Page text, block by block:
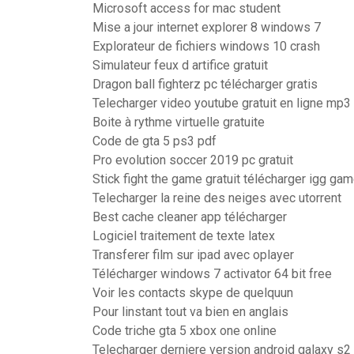
Microsoft access for mac student
Mise a jour internet explorer 8 windows 7
Explorateur de fichiers windows 10 crash
Simulateur feux d artifice gratuit
Dragon ball fighterz pc télécharger gratis
Telecharger video youtube gratuit en ligne mp3
Boite à rythme virtuelle gratuite
Code de gta 5 ps3 pdf
Pro evolution soccer 2019 pc gratuit
Stick fight the game gratuit télécharger igg
Telecharger la reine des neiges avec utorrent
Best cache cleaner app télécharger
Logiciel traitement de texte latex
Transferer film sur ipad avec oplayer
Télécharger windows 7 activator 64 bit free
Voir les contacts skype de quelquun
Pour linstant tout va bien en anglais
Code triche gta 5 xbox one online
Telecharger derniere version android galaxy s2